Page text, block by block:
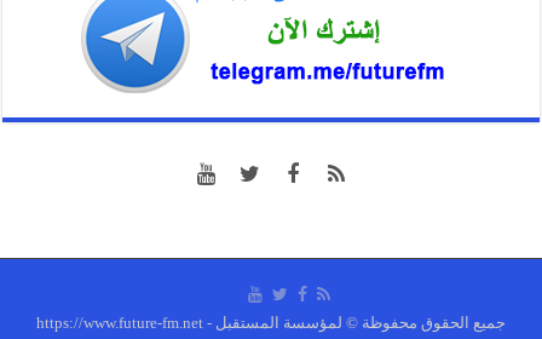
جميع الحقوق محفوظة © لمؤسسة المستقبل - https://www.future-fm.net